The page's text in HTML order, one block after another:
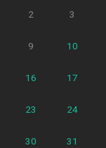
2 3
9 10
16 17
23 24
30 31